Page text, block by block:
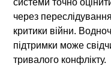
системи точно
через
критики війни.
підтримки може
тривалого конфлікту.